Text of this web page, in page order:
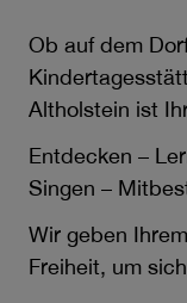
Ob auf dem
Altholstein ist
Entdecken –
Singen –
Wir geben
Freiheit, um